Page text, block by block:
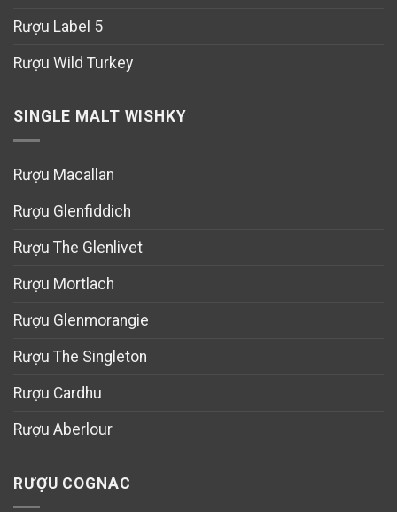
Rượu Label 5
Rượu Wild Turkey
SINGLE MALT WISHKY
Rượu Macallan
Rượu Glenfiddich
Rượu The Glenlivet
Rượu Mortlach
Rượu Glenmorangie
Rượu The Singleton
Rượu Cardhu
Rượu Aberlour
RƯỢU COGNAC